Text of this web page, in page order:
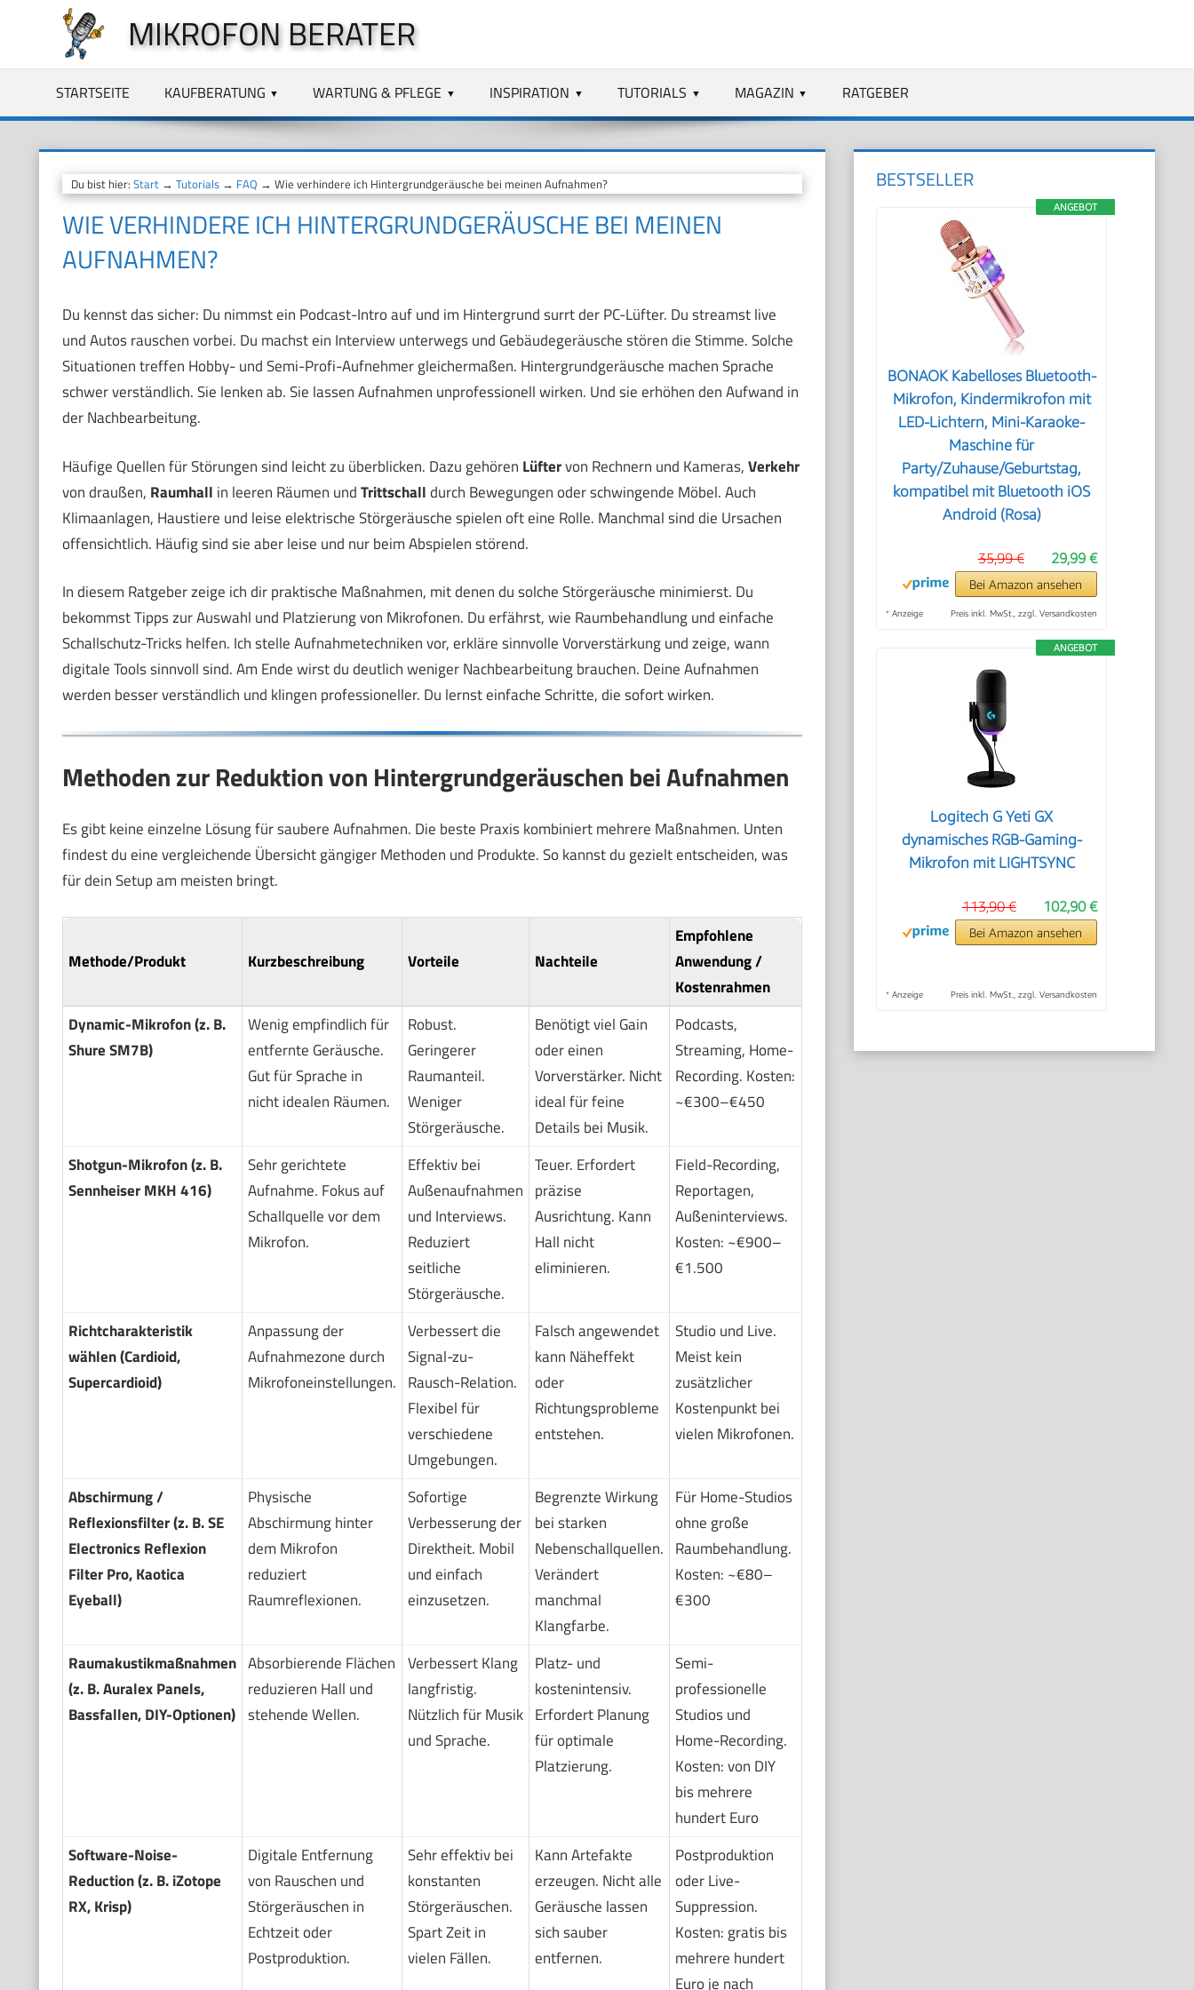
springen
MIKROFON BERATER
STARTSEITE KAUFBERATUNG WARTUNG & PFLEGE INSPIRATION TUTORIALS MAGAZIN RATGEBER
Du bist hier: Start→ Tutorials→ FAQ → Wie verhindere ich Hintergrundgeräusche bei meinen Aufnahmen?
WIE VERHINDERE ICH HINTERGRUNDGERÄUSCHE BEI MEINEN
AUFNAHMEN?
Du kennst das sicher: Du nimmst ein Podcast-Intro auf und im Hintergrund surrt der PC-Lüfter. Du streamst live
und Autos rauschen vorbei. Du machst ein Interview unterwegs und Gebäudegeräusche stören die Stimme. Solche
Situationen treffen Hobby- und Semi-Profi-Aufnehmer gleichermaßen. Hintergrundgeräusche machen Sprache
schwer verständlich. Sie lenken ab. Sie lassen Aufnahmen unprofessionell wirken. Und sie erhöhen den Aufwand in
der Nachbearbeitung.
Häufige Quellen für Störungen sind leicht zu überblicken. Dazu gehören Lüftervon Rechnern und Kameras,Verkehr
von draußen, Raumhall in leeren Räumen undTrittschalldurch Bewegungen oder schwingende Möbel. Auch
Klimaanlagen, Haustiere und leise elektrische Störgeräusche spielen oft eine Rolle. Manchmal sind die Ursachen
offensichtlich. Häufig sind sie aber leise und nur beim Abspielen störend.
In diesem Ratgeber zeige ich dir praktische Maßnahmen, mit denen du solche Störgeräusche minimierst. Du
bekommst Tipps zur Auswahl und Platzierung von Mikrofonen. Du erfährst, wie Raumbehandlung und einfache
Schallschutz-Tricks helfen. Ich stelle Aufnahmetechniken vor, erkläre sinnvolle Vorverstärkung und zeige, wann
digitale Tools sinnvoll sind. Am Ende wirst du deutlich weniger Nachbearbeitung brauchen. Deine Aufnahmen
werden besser verständlich und klingen professioneller. Du lernst einfache Schritte, die sofort wirken.
Methoden zur Reduktion von Hintergrundgeräuschen bei Aufnahmen
Es gibt keine einzelne Lösung für saubere Aufnahmen. Die beste Praxis kombiniert mehrere Maßnahmen. Unten
findest du eine vergleichende Übersicht gängiger Methoden und Produkte. So kannst du gezielt entscheiden, was
für dein Setup am meisten bringt.
Methode/Produkt Kurzbeschreibung Vorteile Nachteile
Empfohlene
Anwendung /
Kostenrahmen
Dynamic-Mikrofon (z. B.
Shure SM7B)
Wenig empfindlich für
entfernte Geräusche.
Gut für Sprache in
nicht idealen Räumen.
Robust.
Geringerer
Raumanteil.
Weniger
Störgeräusche.
Benötigt viel Gain
oder einen
Vorverstärker. Nicht
ideal für feine
Details bei Musik.
Podcasts,
Streaming, Home-
Recording. Kosten:
~€300–€450
Shotgun-Mikrofon (z. B.
Sennheiser MKH 416)
Sehr gerichtete
Aufnahme. Fokus auf
Schallquelle vor dem
Mikrofon.
Effektiv bei
Außenaufnahmen
und Interviews.
Reduziert
seitliche
Störgeräusche.
Teuer. Erfordert
präzise
Ausrichtung. Kann
Hall nicht
eliminieren.
Field-Recording,
Reportagen,
Außeninterviews.
Kosten: ~€900–
€1.500
Richtcharakteristik
wählen (Cardioid,
Supercardioid)
Anpassung der
Aufnahmezone durch
Mikrofoneinstellungen.
Verbessert die
Signal-zu-
Rausch-Relation.
Flexibel für
verschiedene
Umgebungen.
Falsch angewendet
kann Näheffekt
oder
Richtungsprobleme
entstehen.
Studio und Live.
Meist kein
zusätzlicher
Kostenpunkt bei
vielen Mikrofonen.
Abschirmung /
Reflexionsfilter (z. B. SE
Electronics Reflexion
Filter Pro, Kaotica
Eyeball)
Physische
Abschirmung hinter
dem Mikrofon
reduziert
Raumreflexionen.
Sofortige
Verbesserung der
Direktheit. Mobil
und einfach
einzusetzen.
Begrenzte Wirkung
bei starken
Nebenschallquellen.
Verändert
manchmal
Klangfarbe.
Für Home-Studios
ohne große
Raumbehandlung.
Kosten: ~€80–
€300
Raumakustikmaßnahmen
(z. B. Auralex Panels,
Bassfallen, DIY-Optionen)
Absorbierende Flächen
reduzieren Hall und
stehende Wellen.
Verbessert Klang
langfristig.
Nützlich für Musik
und Sprache.
Platz- und
kostenintensiv.
Erfordert Planung
für optimale
Platzierung.
Semi-
professionelle
Studios und
Home-Recording.
Kosten: von DIY
bis mehrere
hundert Euro
Software-Noise-
Reduction (z. B. iZotope
RX, Krisp)
Digitale Entfernung
von Rauschen und
Störgeräuschen in
Echtzeit oder
Postproduktion.
Sehr effektiv bei
konstanten
Störgeräuschen.
Spart Zeit in
vielen Fällen.
Kann Artefakte
erzeugen. Nicht alle
Geräusche lassen
sich sauber
entfernen.
Postproduktion
oder Live-
Suppression.
Kosten: gratis bis
mehrere hundert
Euro je nach
BESTSELLER
ANGEBOT
BONAOK Kabelloses Bluetooth-
Mikrofon, Kindermikrofon mit
LED-Lichtern, Mini-Karaoke-
Maschine für
Party/Zuhause/Geburtstag,
kompatibel mit Bluetooth iOS
Android (Rosa)
29,99 €
35,99 €
Bei Amazon ansehen
* Anzeige Preis inkl. MwSt., zzgl. Versandkosten
ANGEBOT
Logitech G Yeti GX
dynamisches RGB-Gaming-
Mikrofon mit LIGHTSYNC
102,90 €
113,90 €
Bei Amazon ansehen
* Anzeige Preis inkl. MwSt., zzgl. Versandkosten